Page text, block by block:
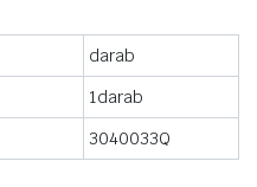
darab
1darab
3040033Q